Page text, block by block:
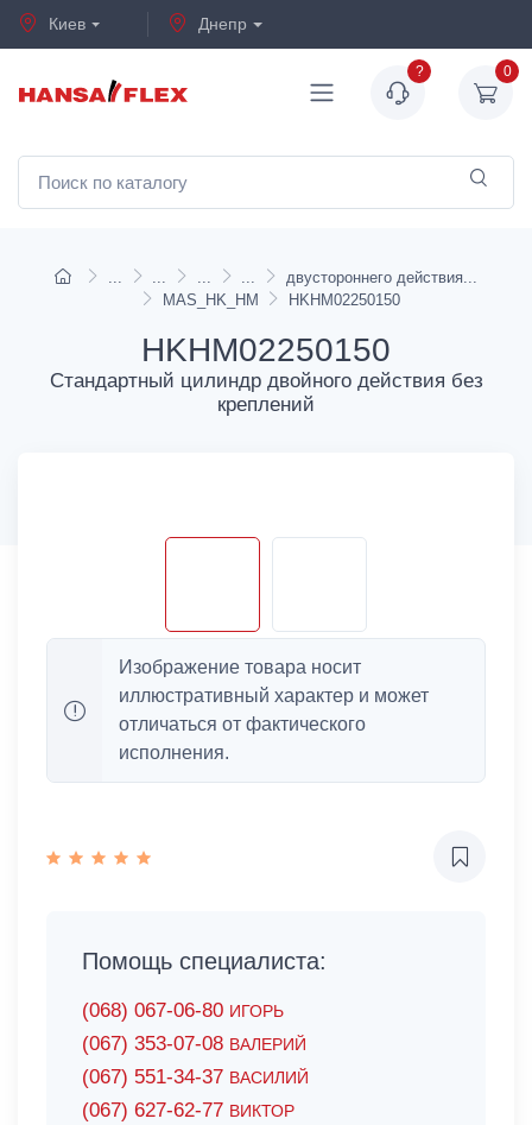
Киев Днепр
? 0
двустороннего действия
MAS_HK_HM
HKHM02250150
HKHM02250150
Стандартный цилиндр двойного действия без
креплений
Изображение товара носит
иллюстративный характер и может
отличаться от фактического
исполнения.
Помощь специалиста:
(068) 067-06-80 ИГОРЬ
(067) 353-07-08 ВАЛЕРИЙ
(067) 551-34-37 ВАСИЛИЙ
(067) 627-62-77 ВИКТОР